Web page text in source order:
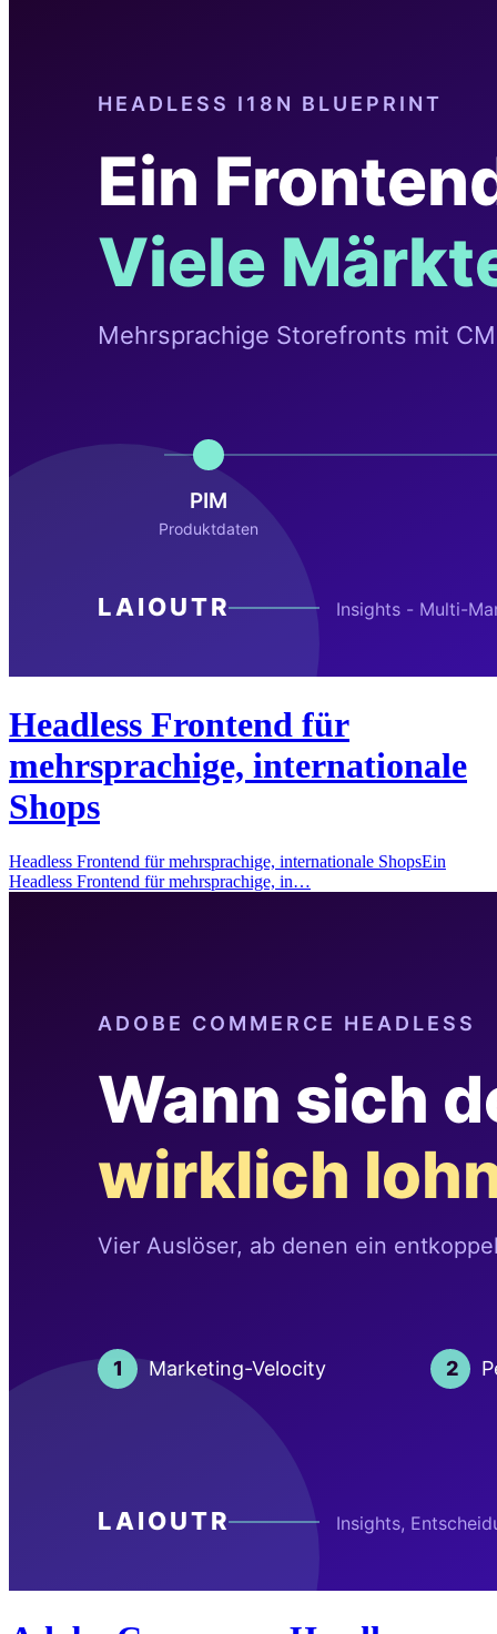
Headless Frontend für
mehrsprachige, internationale
Shops
Headless Frontend für mehrsprachige, internationale ShopsEin
Headless Frontend für mehrsprachige, in…